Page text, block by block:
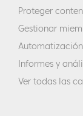
lleva al
diferente?
Sam:Sí, sí,
Proteger
Gestionar
Automatización
Informes y
Ver todas las